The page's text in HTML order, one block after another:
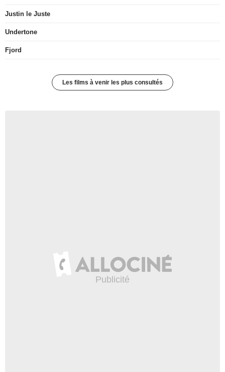
Justin le Juste
Undertone
Fjord
Les films à venir les plus consultés